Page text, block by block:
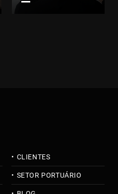
CLIENTES
SETOR PORTUÁRIO